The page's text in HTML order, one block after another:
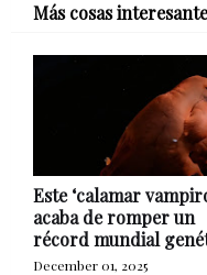
Más cosas
Este ‘calamar
acaba de romper un
récord mundial
December 01, 2025